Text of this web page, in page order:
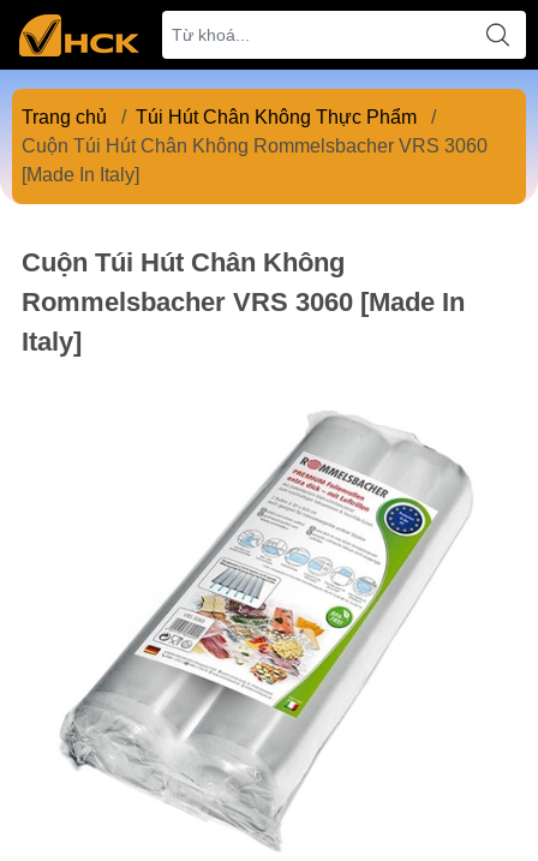
Trang chủ / Túi Hút Chân Không Thực Phẩm
/
Cuộn Túi Hút Chân Không ‎Rommelsbacher VRS 3060
[Made In Italy]
Cuộn Túi Hút Chân Không
‎Rommelsbacher VRS 3060 [Made In
Italy]